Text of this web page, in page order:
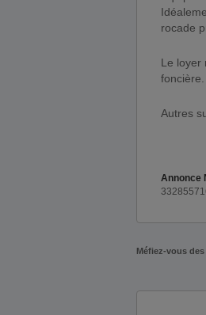
rocade
Le loyer
Autres
Annonce
Méfiez-vous